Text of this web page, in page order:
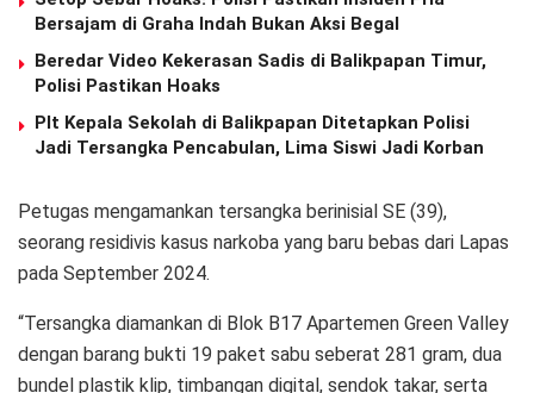
Bersajam di Graha Indah Bukan Aksi Begal
Beredar Video Kekerasan Sadis di Balikpapan Timur,
Polisi Pastikan Hoaks
Plt Kepala Sekolah di Balikpapan Ditetapkan Polisi
Jadi Tersangka Pencabulan, Lima Siswi Jadi Korban
Petugas mengamankan tersangka berinisial SE (39),
seorang residivis kasus narkoba yang baru bebas dari Lapas
pada September 2024.
“Tersangka diamankan di Blok B17 Apartemen Green Valley
dengan barang bukti 19 paket sabu seberat 281 gram, dua
bundel plastik klip, timbangan digital, sendok takar, serta